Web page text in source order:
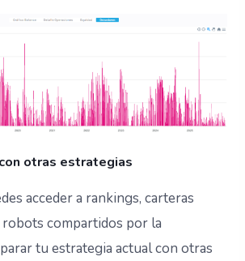
otras estrategias
acceder a rankings, carteras
robots compartidos por la
tu estrategia actual con otras